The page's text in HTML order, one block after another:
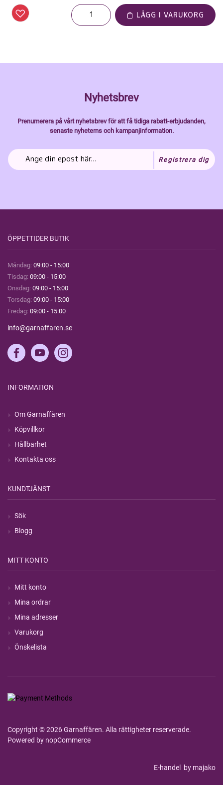
LÄGG I VARUKORG
Nyhetsbrev
Prenumerera på vårt nyhetsbrev för att få tidiga rabatt-erbjudanden,
senaste nyheterns och kampanjinformation.
Registrera dig
ÖPPETTIDER BUTIK
Måndag: 09:00 - 15:00
Tisdag: 09:00 - 15:00
Onsdag: 09:00 - 15:00
Torsdag: 09:00 - 15:00
Fredag: 09:00 - 15:00
info@garnaffaren.se
INFORMATION
Om Garnaffären
Köpvillkor
Hållbarhet
Kontakta oss
KUNDTJÄNST
Sök
Blogg
MITT KONTO
Mitt konto
Mina ordrar
Mina adresser
Varukorg
Önskelista
Copyright © 2026 Garnaffären. Alla rättigheter reserverade.
Powered by nopCommerce
E-handel by majako